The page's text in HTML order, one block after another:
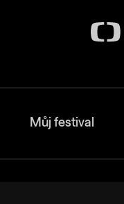
Můj festival